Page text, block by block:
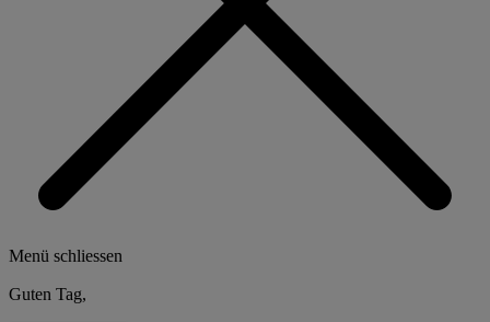
Menü schliessen
Guten Tag,